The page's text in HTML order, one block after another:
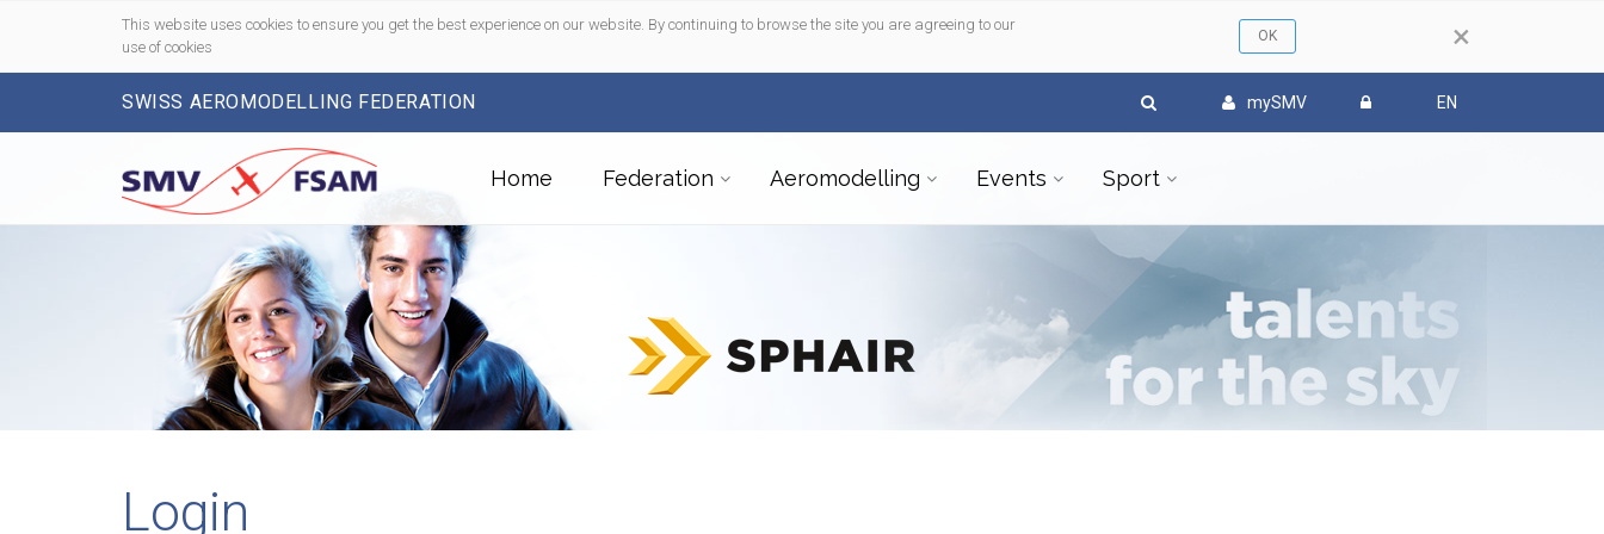
×
This website uses cookies to ensure you get the best experience on our website. By continuing to browse the site you are agreeing to our
use of cookies
SWISS AEROMODELLING FEDERATION mySMV EN
Home Federation Aeromodelling Events Sport
Login